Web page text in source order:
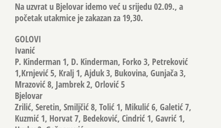
Na uzvrat u Bjelovar idemo već u srijedu 02.09., a
početak utakmice je zakazan za 19,30.
GOLOVI
Ivanić
P. Kinderman 1, D. Kinderman, Forko 3, Petreković
1,Krnjević 5, Kralj 1, Ajduk 3, Bukovina, Gunjača 3,
Mrazović 8, Jambrek 2, Orlović 5
Bjelovar
Zrilić, Seretin, Smiljčić 8, Tolić 1, Mikulić 6, Galetić 7,
Kuzmić 1, Horvat 7, Bedeković, Cindrić 1, Gavrić 1,